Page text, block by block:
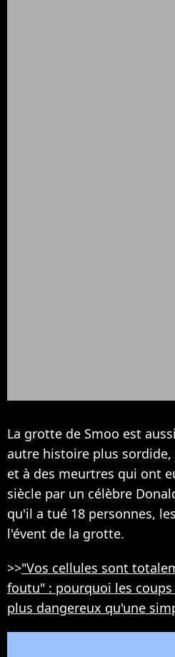
La grotte de Smoo est
autre histoire plus
et à des meurtres qui ont
siècle par un célèbre
qu'il a tué 18 personnes,
l'évent de la grotte.
>>"Vos cellules sont
foutu" : pourquoi les
plus dangereux qu'une